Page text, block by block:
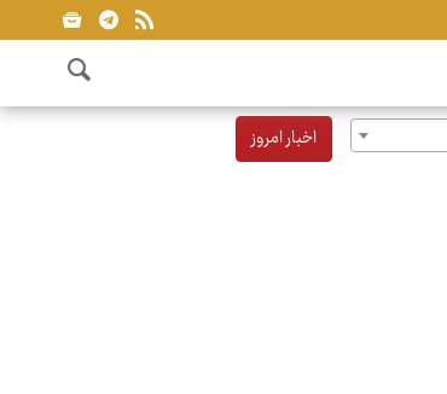
اخبار امروز